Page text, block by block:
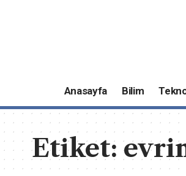
Anasayfa Bilim
Etiket: